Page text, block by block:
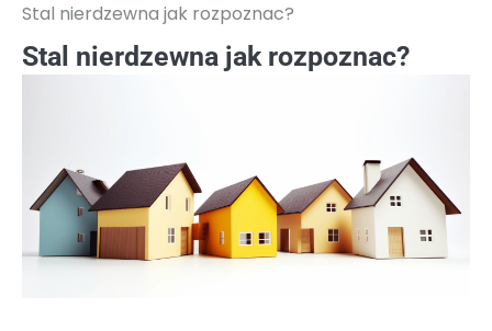
Stal nierdzewna jak rozpoznac?
Stal nierdzewna jak rozpoznac?